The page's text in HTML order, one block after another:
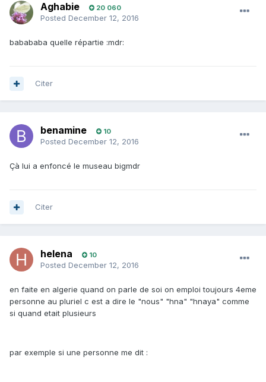
Aghabie 20 060
Posted December 12, 2016
babababa quelle répartie :mdr:
Citer
benamine 10
Posted December 12, 2016
Çà lui a enfoncé le museau bigmdr
Citer
helena 10
Posted December 12, 2016
en faite en algerie quand on parle de soi on emploi toujours 4eme
personne au pluriel c est a dire le "nous" "hna" "hnaya" comme
si quand etait plusieurs
par exemple si une personne me dit :